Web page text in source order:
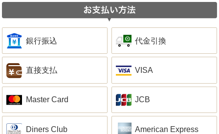
銀行振込 代金引換
直接支払 VISA
Master Card JCB
Diners Club American Express